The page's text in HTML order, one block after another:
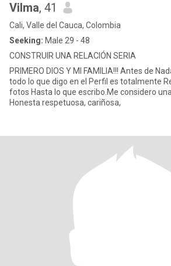
Vilma, 41
Cali, Valle del Cauca, Colombia
Seeking: Male 29 - 48
CONSTRUIR UNA RELACIÓN SERIA
PRIMERO DIOS Y MI FAMILIA!!! Antes de
todo lo que digo en el Perfil es totalmente
fotos Hasta lo que escribo.Me considero una persona muy
Honesta respetuosa, cariñosa,